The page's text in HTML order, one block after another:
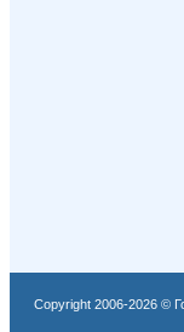
Copyright 2006-2026 ©